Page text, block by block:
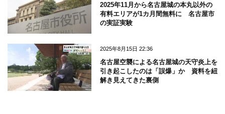
2025年11月から名古屋城の本丸以外の
有料エリアが1カ月間無料に 名古屋市
の実証実験
2025年8月15日 22:36
名古屋空襲による名古屋城の天守炎上を
引き起こしたのは「誤爆」か 資料を紐
解き見えてきた裏側